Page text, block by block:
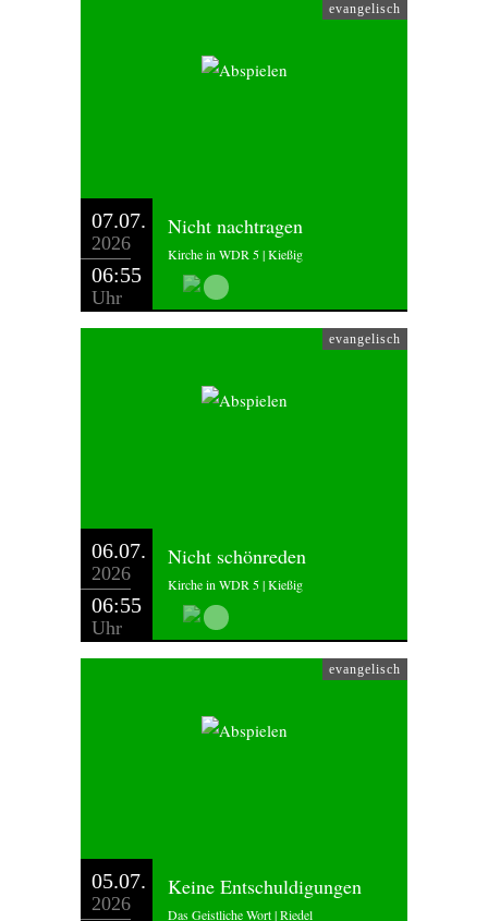
evangelisch
07.07.
2026
06:55
Uhr
Nicht nachtragen
Kirche in WDR 5 | Kießig
evangelisch
06.07.
2026
06:55
Uhr
Nicht schönreden
Kirche in WDR 5 | Kießig
evangelisch
05.07.
2026
Keine Entschuldigungen
Das Geistliche Wort | Riedel